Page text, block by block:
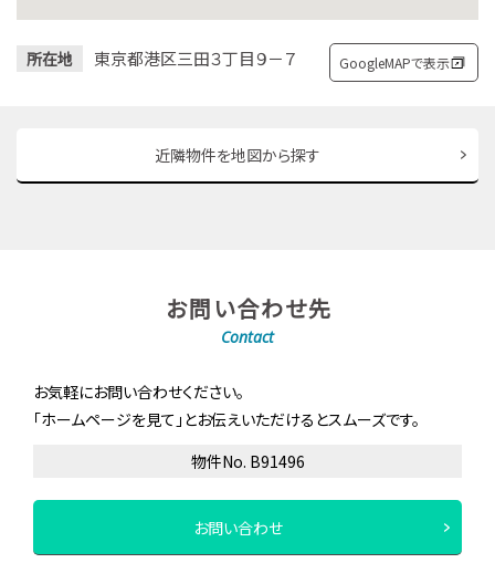
所在地 東京都港区三田３丁目９－７ GoogleMAPで表示
近隣物件を地図から探す
お問い合わせ先
Contact
お気軽にお問い合わせください。
「ホームページを見て」とお伝えいただけるとスムーズです。
物件No. B91496
お問い合わせ